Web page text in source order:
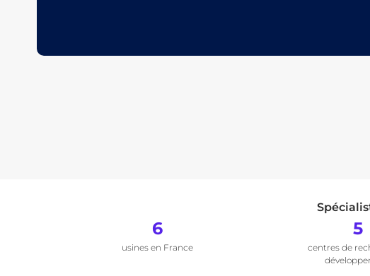
6
usines en France
5
centres de